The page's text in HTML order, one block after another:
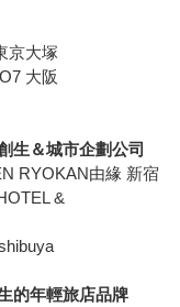
京大塚
大阪
生＆城市企劃公司
RYOKAN由緣 新宿
&
的年輕旅店品牌